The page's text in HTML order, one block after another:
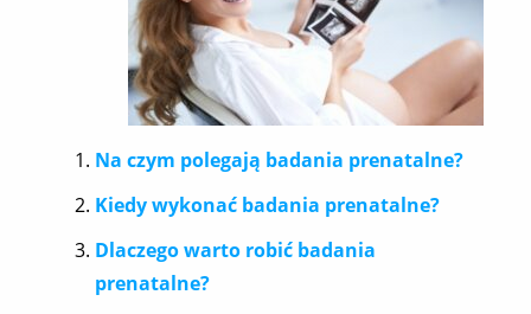
Na czym polegają badania prenatalne?
Kiedy wykonać badania prenatalne?
Dlaczego warto robić badania
prenatalne?